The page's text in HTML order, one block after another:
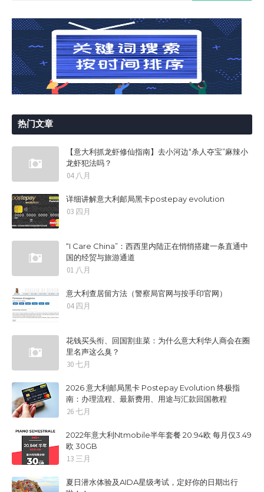
热门文章
【意大利抓龙虾修仙指南】去小河边“杀人夺宝”麻辣小
龙虾犯法吗？
04 八月
详细讲解意大利邮局黑卡postepay evolution
03 四月
“I Care China”：西西里内陆正在悄悄搭建一条直通中
国的经贸与旅游通道
01 八月
意大利查居留方法（警察局官网与按手印官网）
04 四月
花钱买头衔、回国割韭菜：为什么意大利华人商会在圈
里名声这么臭？
30 七月
2026 意大利邮局黑卡 Postepay Evolution 终极指
南：办理流程、最新费用、用途与汇款回国教程
26 七月
2022年意大利Ntmobile半年套餐 20.94欧 每月仅3.49
欧 30GB
13 三月
夏日潜水体验及AIDA星级考试，定好你的日期出行